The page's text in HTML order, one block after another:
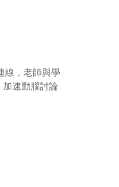
線，老師與學
速動腦討論